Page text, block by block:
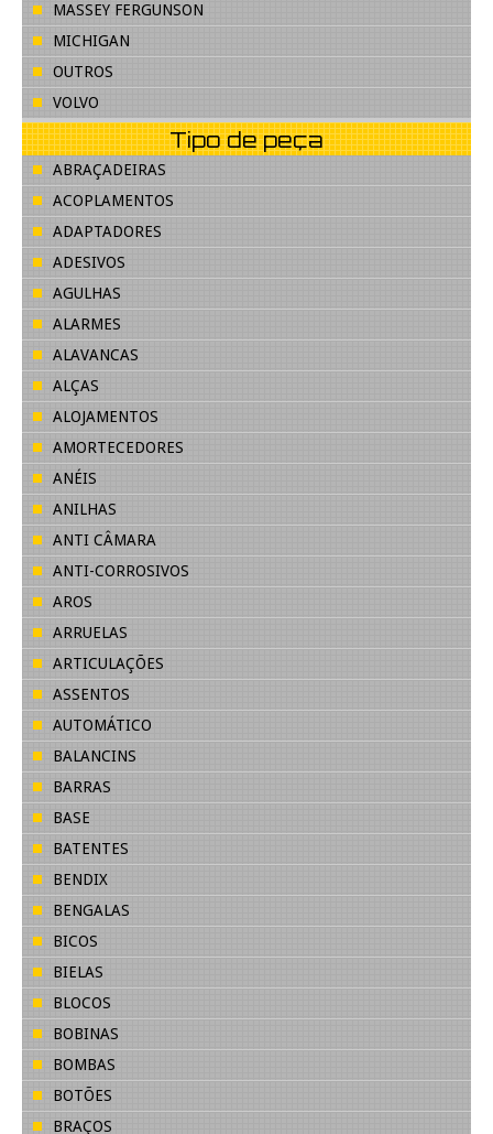
MASSEY FERGUNSON
MICHIGAN
OUTROS
VOLVO
Tipo de peça
ABRAÇADEIRAS
ACOPLAMENTOS
ADAPTADORES
ADESIVOS
AGULHAS
ALARMES
ALAVANCAS
ALÇAS
ALOJAMENTOS
AMORTECEDORES
ANÉIS
ANILHAS
ANTI CÂMARA
ANTI-CORROSIVOS
AROS
ARRUELAS
ARTICULAÇÕES
ASSENTOS
AUTOMÁTICO
BALANCINS
BARRAS
BASE
BATENTES
BENDIX
BENGALAS
BICOS
BIELAS
BLOCOS
BOBINAS
BOMBAS
BOTÕES
BRAÇOS